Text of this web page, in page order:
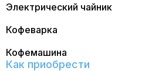
Электрический чайник
Кофеварка
Кофемашина
Как приобрести